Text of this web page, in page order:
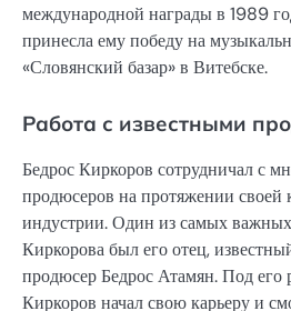
международной награды в 1989
принесла ему победу на
«Словянский базар» в Витебске.
Работа с известными
Бедрос Киркоров сотрудничал с
продюсеров на протяжении своей
индустрии. Один из самых
Киркорова был его отец,
продюсер Бедрос Атамян. Под его
Киркоров начал свою карьеру и